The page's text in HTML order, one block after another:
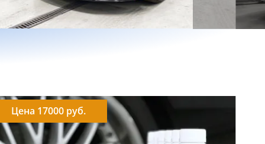
Цена 17000 руб.